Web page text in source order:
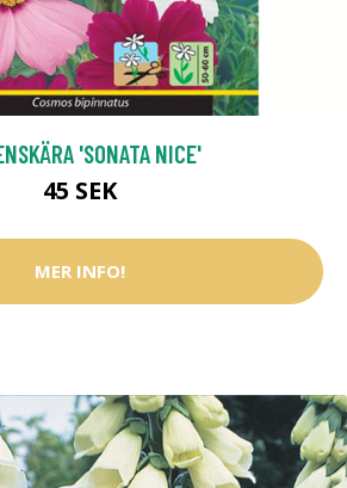
'SONATA NICE'
45 SEK
MER INFO!